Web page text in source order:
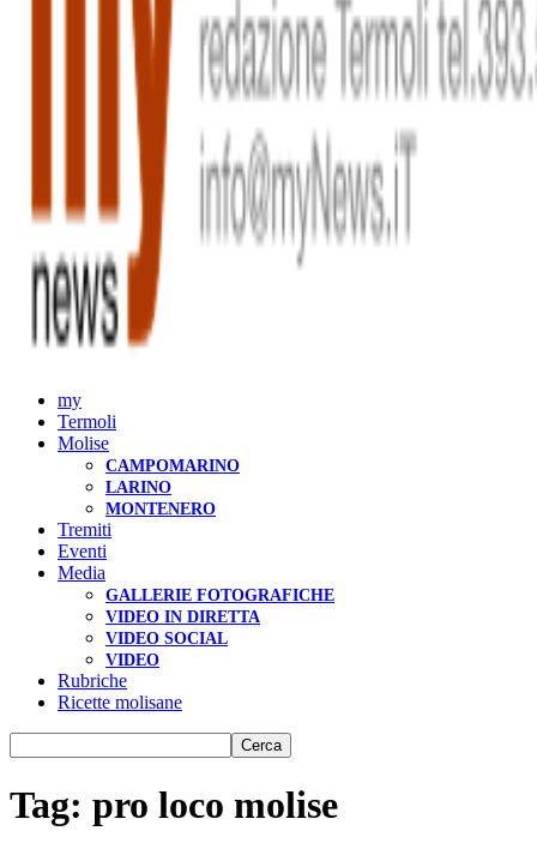
my
Termoli
Molise
CAMPOMARINO
LARINO
MONTENERO
Tremiti
Eventi
Media
GALLERIE FOTOGRAFICHE
VIDEO IN DIRETTA
VIDEO SOCIAL
VIDEO
Rubriche
Ricette molisane
Tag: pro loco molise